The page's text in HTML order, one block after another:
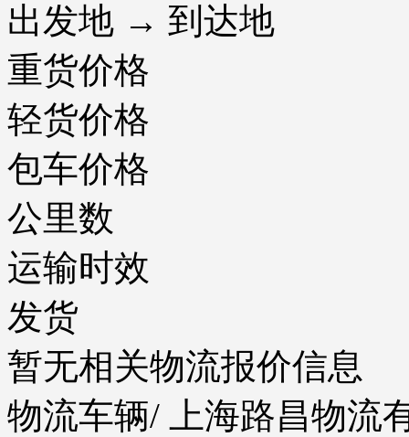
出发地 → 到达地
重货价格
轻货价格
包车价格
公里数
运输时效
发货
暂无相关物流报价信息
物流车辆/ 上海路昌物流